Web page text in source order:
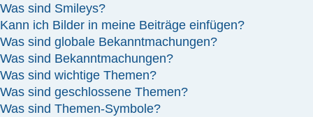
Was sind Smileys?
Kann ich Bilder in meine Beiträge einfügen?
Was sind globale Bekanntmachungen?
Was sind Bekanntmachungen?
Was sind wichtige Themen?
Was sind geschlossene Themen?
Was sind Themen-Symbole?